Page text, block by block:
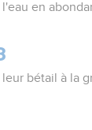
en
leur bétail à la